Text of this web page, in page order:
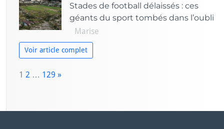
Stades de football délaissés : ces
géants du sport tombés dans l’oubli
Marise
Voir article complet
P
e:
1 2 … 129
x
»